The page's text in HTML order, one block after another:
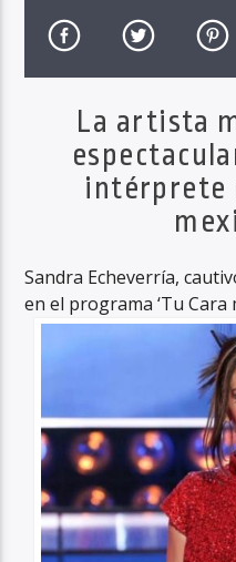
Haahil FM
La artista
intérprete
Sandra Echeverría,
en el programa ‘Tu Cara